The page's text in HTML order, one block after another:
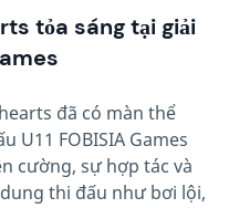
tỏa sáng tại giải
đã có màn thể
U11 FOBISIA Games
cường, sự hợp tác và
thi đấu như bơi lội,